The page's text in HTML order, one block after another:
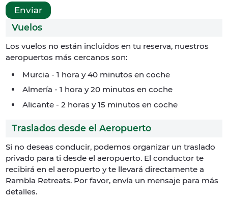
Vuelos
Los vuelos no están incluidos en tu reserva, nuestros
aeropuertos más cercanos son:
Murcia - 1 hora y 40 minutos en coche
Almería - 1 hora y 20 minutos en coche
Alicante - 2 horas y 15 minutos en coche
Traslados desde el Aeropuerto
Si no deseas conducir, podemos organizar un traslado
privado para ti desde el aeropuerto. El conductor te
recibirá en el aeropuerto y te llevará directamente a
Rambla Retreats. Por favor, envía un mensaje para más
detalles.